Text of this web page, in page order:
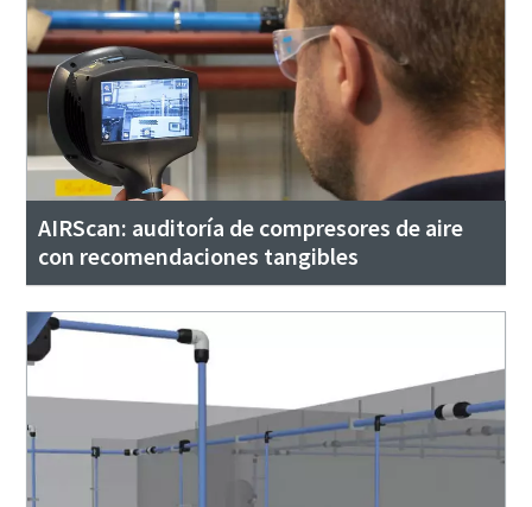
AIRScan: auditoría de compresores de aire
con recomendaciones tangibles